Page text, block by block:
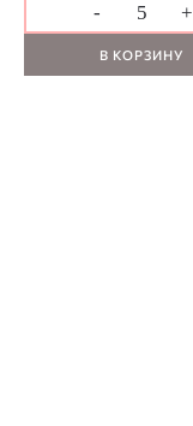
- +
В КОРЗИНУ